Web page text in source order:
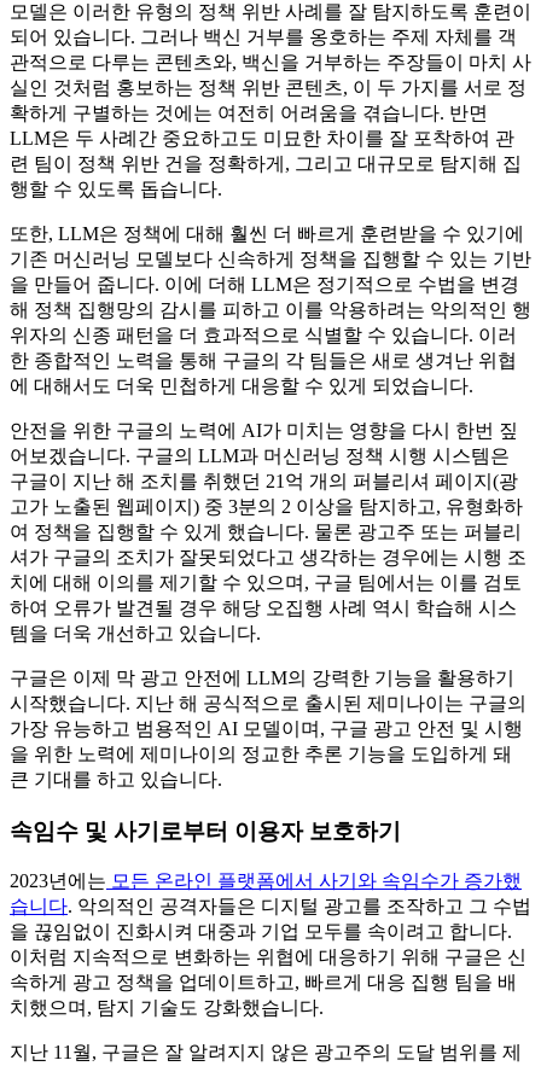
모델은 이러한 유형의 정책 위반 사례를 잘 탐지하도록 훈련이
되어 있습니다. 그러나 백신 거부를 옹호하는 주제 자체를 객
관적으로 다루는 콘텐츠와, 백신을 거부하는 주장들이 마치 사
실인 것처럼 홍보하는 정책 위반 콘텐츠, 이 두 가지를 서로 정
확하게 구별하는 것에는 여전히 어려움을 겪습니다. 반면
LLM은 두 사례간 중요하고도 미묘한 차이를 잘 포착하여 관
련 팀이 정책 위반 건을 정확하게, 그리고 대규모로 탐지해 집
행할 수 있도록 돕습니다.
또한, LLM은 정책에 대해 훨씬 더 빠르게 훈련받을 수 있기에
기존 머신러닝 모델보다 신속하게 정책을 집행할 수 있는 기반
을 만들어 줍니다. 이에 더해 LLM은 정기적으로 수법을 변경
해 정책 집행망의 감시를 피하고 이를 악용하려는 악의적인 행
위자의 신종 패턴을 더 효과적으로 식별할 수 있습니다. 이러
한 종합적인 노력을 통해 구글의 각 팀들은 새로 생겨난 위협
에 대해서도 더욱 민첩하게 대응할 수 있게 되었습니다.
안전을 위한 구글의 노력에 AI가 미치는 영향을 다시 한번 짚
어보겠습니다. 구글의 LLM과 머신러닝 정책 시행 시스템은
구글이 지난 해 조치를 취했던 21억 개의 퍼블리셔 페이지(광
고가 노출된 웹페이지) 중 3분의 2 이상을 탐지하고, 유형화하
여 정책을 집행할 수 있게 했습니다. 물론 광고주 또는 퍼블리
셔가 구글의 조치가 잘못되었다고 생각하는 경우에는 시행 조
치에 대해 이의를 제기할 수 있으며, 구글 팀에서는 이를 검토
하여 오류가 발견될 경우 해당 오집행 사례 역시 학습해 시스
템을 더욱 개선하고 있습니다.
구글은 이제 막 광고 안전에 LLM의 강력한 기능을 활용하기
시작했습니다. 지난 해 공식적으로 출시된 제미나이는 구글의
가장 유능하고 범용적인 AI 모델이며, 구글 광고 안전 및 시행
을 위한 노력에 제미나이의 정교한 추론 기능을 도입하게 돼
큰 기대를 하고 있습니다.
속임수 및 사기로부터 이용자 보호하기
2023년에는 모든 온라인 플랫폼에서 사기와 속임수가 증가했
습니다. 악의적인 공격자들은 디지털 광고를 조작하고 그 수법
을 끊임없이 진화시켜 대중과 기업 모두를 속이려고 합니다.
이처럼 지속적으로 변화하는 위협에 대응하기 위해 구글은 신
속하게 광고 정책을 업데이트하고, 빠르게 대응 집행 팀을 배
치했으며, 탐지 기술도 강화했습니다.
지난 11월, 구글은 잘 알려지지 않은 광고주의 도달 범위를 제